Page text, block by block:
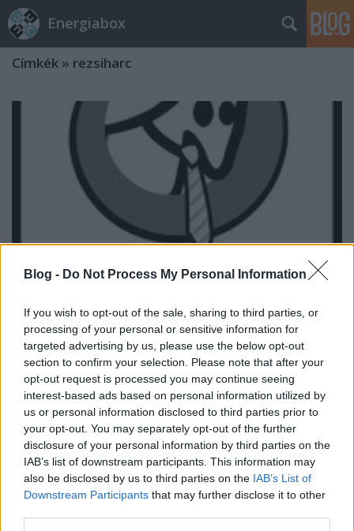
Blog - Do Not Process My Personal Information
If you wish to opt-out of the sale, sharing to third parties, or
processing of your personal or sensitive information for
targeted advertising by us, please use the below opt-out
section to confirm your selection. Please note that after your
opt-out request is processed you may continue seeing
interest-based ads based on personal information utilized by
us or personal information disclosed to third parties prior to
your opt-out. You may separately opt-out of the further
disclosure of your personal information by third parties on the
IAB’s list of downstream participants. This information may
also be disclosed by us to third parties on the IAB’s List of
Downstream Participants that may further disclose it to other
Energiabox
Címkék » rezsiharc
A Nemzeti Rezsiszolgáltató (a
továbbiakban: NemRezsi), mint a
piaci verseny élharcosa
Fülöp Orsolya•2014. október 01.
Szerző: Fülöp OrsolyaNéhány hetente
menetrendszerűen bemondja a kormányzat egyik-
másik képviselője, hogy döntöttek a nemzeti